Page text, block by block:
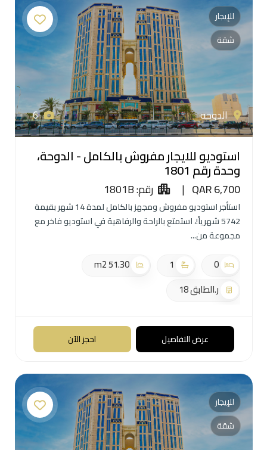
الدوحه
للإيجار
شقة
6
استوديو للايجار مفروش بالكامل - الدوحة،
وحدة رقم 1801
QAR 6,700
| رقم: 1801B
استأجر استوديو مفروش ومجهز بالكامل لمدة 14 شهر بقيمة
5742 شهرياً!، استمتع بالراحة والرفاهية في استوديو فاخر مع
مجموعة من
0
1
51.30 m2
ر.الطابق 18
عرض التفاصيل احجز الآن
للإيجار
شقة